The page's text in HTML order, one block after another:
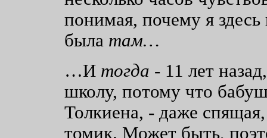
понимая, почему я
была там…
…И тогда - 11 лет
школу, потому что
Толкиена, - даже
томик. Может быть,